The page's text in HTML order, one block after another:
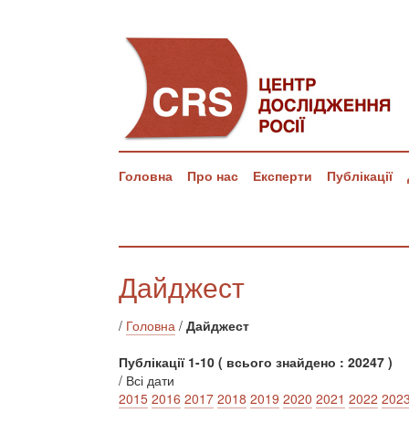
Головна Про нас Експерти Публікації
Дайджест
/ Головна / Дайджест
Публікації 1-10 ( всього знайдено : 20247 )
/ Всі дати
2015 2016 2017 2018 2019 2020 2021 2022